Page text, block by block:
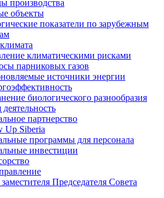
производства
объекты
показатели по зарубежным
климатическими рисками
парниковых газов
источники энергии
биологического разнообразия
партнерство
Up Siberia
программы для персонала
инвестиции
Председателя Совета